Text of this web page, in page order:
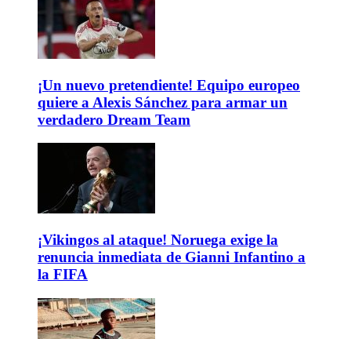
¡Un nuevo pretendiente! Equipo europeo
quiere a Alexis Sánchez para armar un
verdadero Dream Team
¡Vikingos al ataque! Noruega exige la
renuncia inmediata de Gianni Infantino a
la FIFA